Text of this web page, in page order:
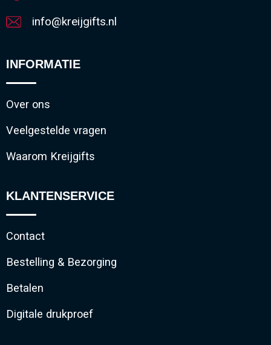
info@kreijgifts.nl
INFORMATIE
Over ons
Veelgestelde vragen
Waarom Kreijgifts
KLANTENSERVICE
Contact
Bestelling & Bezorging
Betalen
Digitale drukproef